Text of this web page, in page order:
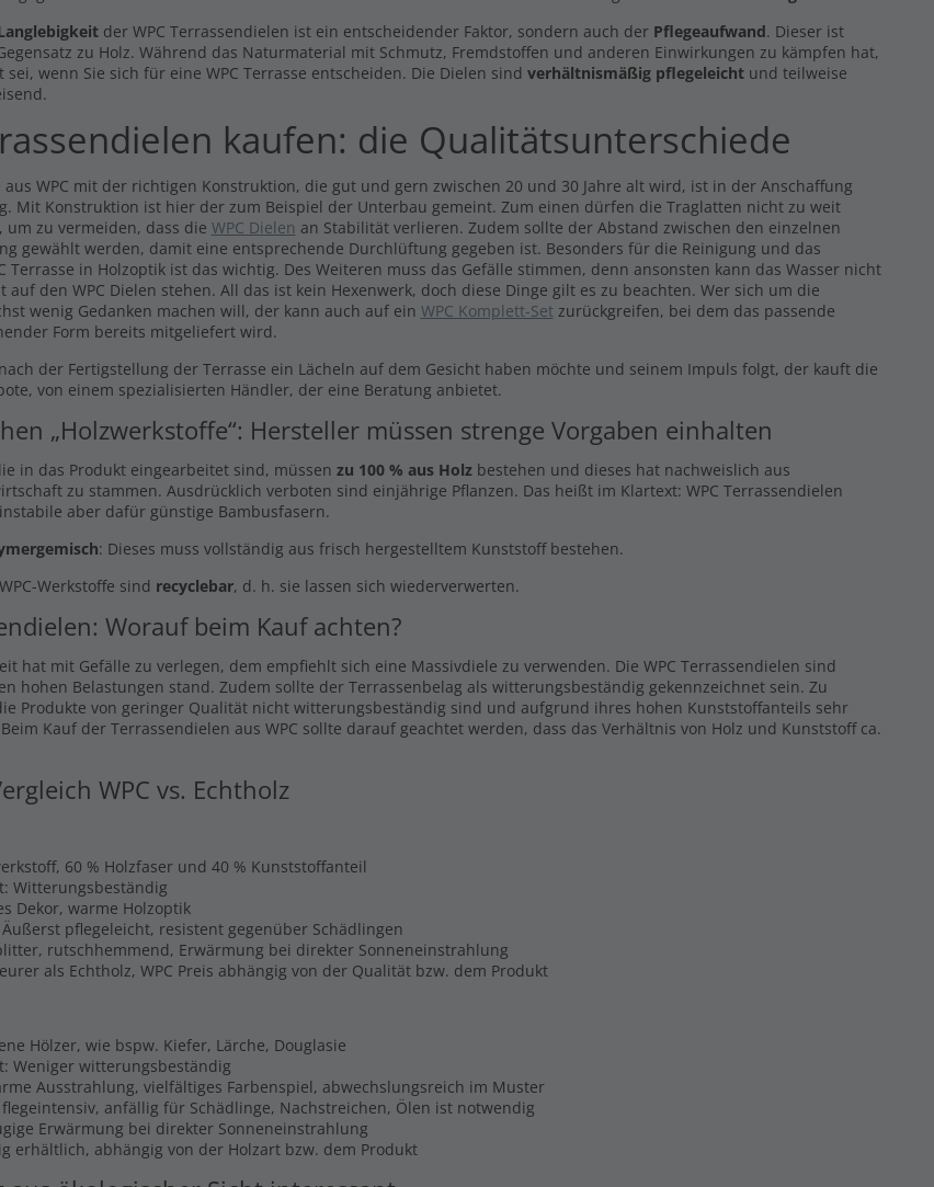
der WPC Terrassendielen ist ein entscheidender Faktor, sondern auch der Pflegeaufwand. Dieser ist
zu Holz. Während das Naturmaterial mit Schmutz, Fremdstoffen und anderen Einwirkungen zu kämpfen hat,
wenn Sie sich für eine WPC Terrasse entscheiden. Die Dielen sind verhältnismäßig pflegeleichtund teilweise
kaufen: die Qualitätsunterschiede
aus WPC mit der richtigen Konstruktion, die gut und gern zwischen 20 und 30 Jahre alt wird, ist in der Anschaffung
Mit Konstruktion ist hier der zum Beispiel der Unterbau gemeint. Zum einen dürfen die Traglatten nicht zu weit
um zu vermeiden, dass die WPC Dielen an Stabilität verlieren. Zudem sollte der Abstand zwischen den einzelnen
gewählt werden, damit eine entsprechende Durchlüftung gegeben ist. Besonders für die Reinigung und das
Terrasse in Holzoptik ist das wichtig. Des Weiteren muss das Gefälle stimmen, denn ansonsten kann das Wasser nicht
den WPC Dielen stehen. All das ist kein Hexenwerk, doch diese Dinge gilt es zu beachten. Wer sich um die
wenig Gedanken machen will, der kann auch auf ein WPC Komplett-Setzurückgreifen, bei dem das passende
Form bereits mitgeliefert wird.
der Fertigstellung der Terrasse ein Lächeln auf dem Gesicht haben möchte und seinem Impuls folgt, der kauft die
von einem spezialisierten Händler, der eine Beratung anbietet.
„Holzwerkstoffe“: Hersteller müssen strenge Vorgaben einhalten
in das Produkt eingearbeitet sind, müssen zu 100 % aus Holz bestehen und dieses hat nachweislich aus
zu stammen. Ausdrücklich verboten sind einjährige Pflanzen. Das heißt im Klartext: WPC Terrassendielen
aber dafür günstige Bambusfasern.
: Dieses muss vollständig aus frisch hergestelltem Kunststoff bestehen.
Werkstoffe sind recyclebar, d. h. sie lassen sich wiederverwerten.
Worauf beim Kauf achten?
hat mit Gefälle zu verlegen, dem empfiehlt sich eine Massivdiele zu verwenden. Die WPC Terrassendielen sind
hohen Belastungen stand. Zudem sollte der Terrassenbelag als witterungsbeständig gekennzeichnet sein. Zu
Produkte von geringer Qualität nicht witterungsbeständig sind und aufgrund ihres hohen Kunststoffanteils sehr
Kauf der Terrassendielen aus WPC sollte darauf geachtet werden, dass das Verhältnis von Holz und Kunststoff ca.
WPC vs. Echtholz
60 % Holzfaser und 40 % Kunststoffanteil
Witterungsbeständig
Dekor, warme Holzoptik
Äußerst pflegeleicht, resistent gegenüber Schädlingen
rutschhemmend, Erwärmung bei direkter Sonneneinstrahlung
als Echtholz, WPC Preis abhängig von der Qualität bzw. dem Produkt
Hölzer, wie bspw. Kiefer, Lärche, Douglasie
Weniger witterungsbeständig
Ausstrahlung, vielfältiges Farbenspiel, abwechslungsreich im Muster
flegeintensiv, anfällig für Schädlinge, Nachstreichen, Ölen ist notwendig
Erwärmung bei direkter Sonneneinstrahlung
erhältlich, abhängig von der Holzart bzw. dem Produkt